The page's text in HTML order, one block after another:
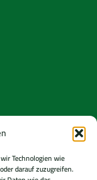
Technologien wie
darauf zuzugreifen.